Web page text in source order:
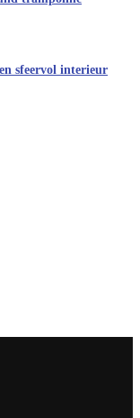
sfeervol interieur